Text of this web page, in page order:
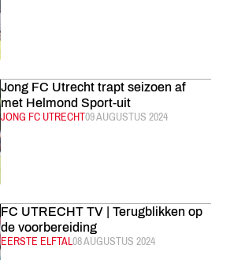
Jong FC Utrecht trapt seizoen af
met Helmond Sport-uit
CATEGORIE:
JONG FC UTRECHTGEPUBLICEERD:
09 AUGUSTUS 2024
FC UTRECHT TV | Terugblikken op
de voorbereiding
CATEGORIE:
EERSTE ELFTALGEPUBLICEERD:
08 AUGUSTUS 2024